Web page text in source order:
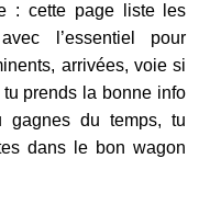
: cette page liste les
l’essentiel pour
arrivées, voie si
prends la bonne info
gagnes du temps, tu
dans le bon wagon